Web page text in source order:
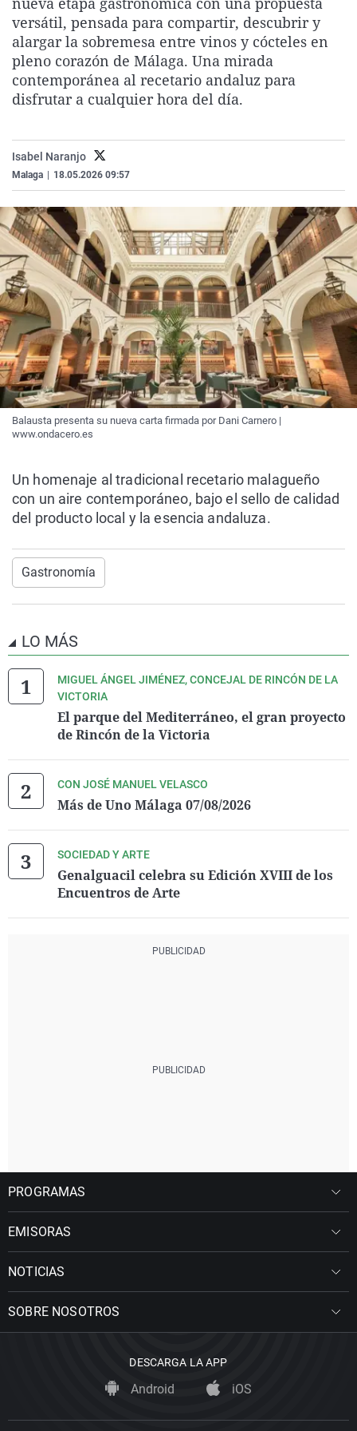
La rosa de los vientos
Gente viajera
Como el perro y el
Caso
Retornados
Equipo de
Operación Viuda
Extremadura
Galicia
La Rioja
Navarra
Virales
Televisión
Elecciones
versátil, pensada para compartir, descubrir y
alargar la sobremesa entre vinos y cócteles en
pleno corazón de Málaga. Una mirada
contemporánea al recetario andaluz para
disfrutar a cualquier hora del día.
Isabel Naranjo
Malaga 18.05.2026 09:57
Balausta presenta su nueva carta firmada por Dani Carnero |
www.ondacero.es
Un homenaje al tradicional recetario malagueño
con un aire contemporáneo, bajo el sello de calidad
del producto local y la esencia andaluza.
Gastronomía
LO MÁS
MIGUEL ÁNGEL JIMÉNEZ, CONCEJAL DE RINCÓN DE LA
VICTORIA
El parque del Mediterráneo, el gran proyecto
de Rincón de la Victoria
CON JOSÉ MANUEL VELASCO
Más de Uno Málaga 07/08/2026
SOCIEDAD Y ARTE
Genalguacil celebra su Edición XVIII de los
Encuentros de Arte
PROGRAMAS
EMISORAS
NOTICIAS
SOBRE NOSOTROS
DESCARGA LA APP
Android iOS